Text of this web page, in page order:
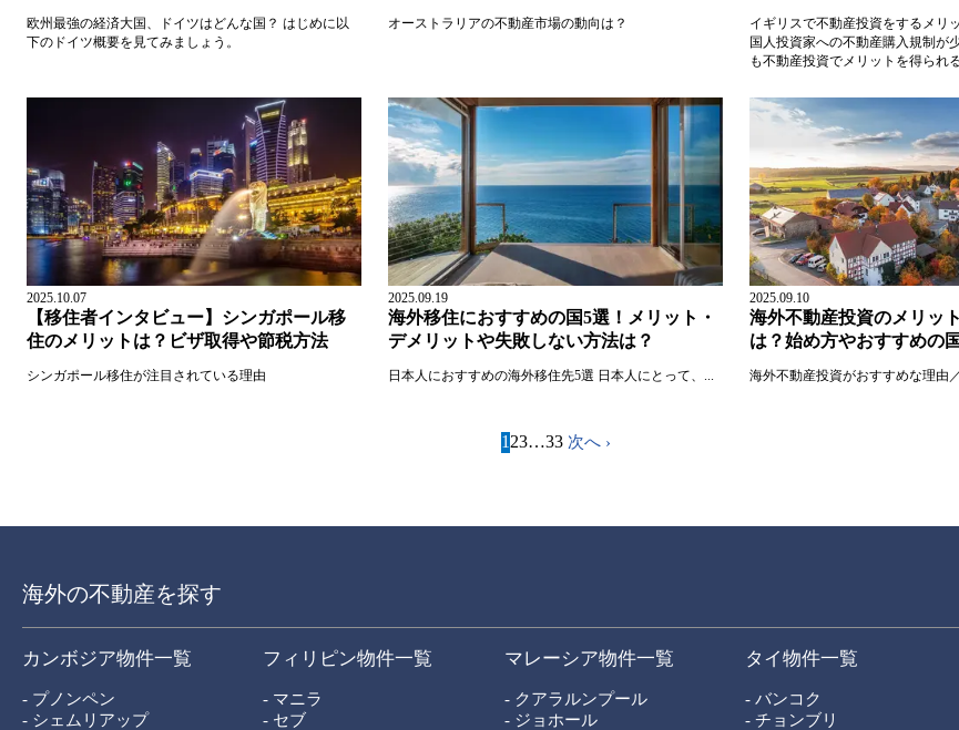
欧州最強の経済大国、ドイツはどんな国？ はじめに以
下のドイツ概要を見てみましょう。
オーストラリアの不動産市場の動向は？
イギリスで不動産投資をするメリ
国人投資家への不動産購入規制が
も不動産投資でメリットを得られる
2025.10.07
【移住者インタビュー】シンガポール移
住のメリットは？ビザ取得や節税方法
シンガポール移住が注目されている理由
2025.09.19
海外移住におすすめの国5選！メリット・
デメリットや失敗しない方法は？
日本人におすすめの海外移住先5選 日本人にとって、...
2025.09.10
海外不動産投資のメリッ
は？始め方やおすすめの
海外不動産投資がおすすめな理由
1 23…33 次へ ›
海外の不動産を探す
カンボジア物件一覧
- プノンペン
- シェムリアップ
フィリピン物件一覧
- マニラ
- セブ
マレーシア物件一覧
- クアラルンプール
- ジョホール
タイ物件一覧
- バンコク
- チョンブリ